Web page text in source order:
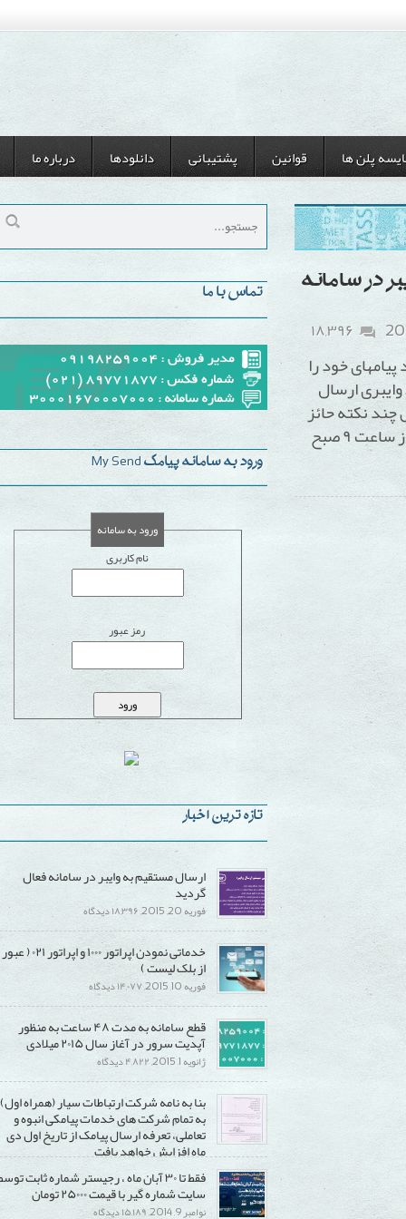
ها قوانین پشتیبانی دانلودها درباره ما
سامانه
۱۸,۳۹۶
خود را
ارسال
حائز
تماس با ما
ورود به سامانه پیامک My Send
ورود به سامانه
نام کاربری
تازه ترین اخبار
ارسال مستقیم به وایبر در سامانه فعال
گردید
فوریه 20, 2015, ۱۸,۳۹۶ دیدگاه
برای
ارسال
مستقیم
به
وایبر
در
سامانه
فعال
گردید
خدماتی نمودن اپراتور ۱۰۰۰ و اپراتور ۰۲۱ ( عبور
از بلک لیست )
فوریه 10, 2015, ۱۴,۰۷۷ دیدگاه
برای
خدماتی
نمودن
اپراتور
۱۰۰۰
و
اپراتور
۰۲۱
(
از
بلک
قطع سامانه به مدت ۴۸ ساعت به منظور
آپدیت سرور در آغاز سال ۲۰۱۵ میلادی
ژانویه 1, 2015, ۴,۸۲۲ دیدگاه
برای
قطع
سامانه
به
مدت
۴۸
ساعت
به
بنا به نامه شرکت ارتباطات سیار (همراه اول)
به تمام شرکت های خدمات پیامکی انبوه و
تعاملی، تعرفه ارسال پیامک از تاریخ اول دی
ماه افزایش خواهد یافت
۱۵,۲۹۰ دیدگاه
بنا
به
فقط تا ۳۰ آبان ماه ، رجیستر شماره ثابت توسط
سایت شماره گیر با قیمت ۲۵۰۰۰ تومان
نوامبر 9, 2014, ۱۵,۱۸۹ دیدگاه
برای